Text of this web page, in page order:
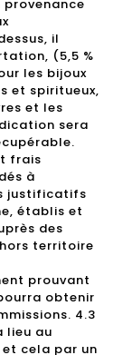
provenance
il
(5,5 %
les bijoux
et spiritueux,
et les
sera
frais
à
justificatifs
établis et
des
territoire
prouvant
obtenir
4.3
lieu au
cela par un